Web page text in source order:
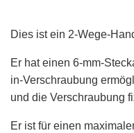
Dies ist ein 2-Wege-
Er hat einen 6-mm-
in-Verschraubung
und die Verschraubung
Er ist für einen